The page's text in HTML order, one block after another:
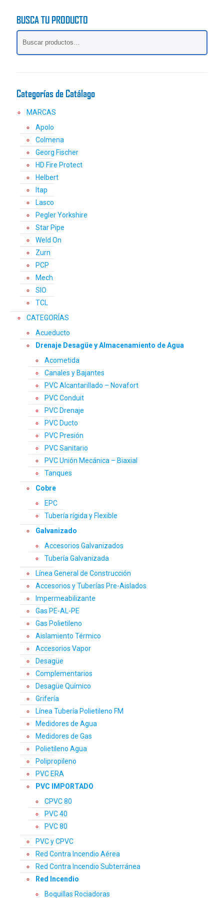
BUSCA TU PRODUCTO
Categorías de Catálago
MARCAS
Apolo
Colmena
Georg Fischer
HD Fire Protect
Helbert
Itap
Lasco
Pegler Yorkshire
Star Pipe
Weld On
Zurn
PCP
Mech
SIO
TCL
CATEGORÍAS
Acueducto
Drenaje Desagüe y Almacenamiento de Agua
Acometida
Canales y Bajantes
PVC Alcantarillado – Novafort
PVC Conduit
PVC Drenaje
PVC Ducto
PVC Presión
PVC Sanitario
PVC Unión Mecánica – Biaxial
Tanques
Cobre
EPC
Tubería rígida y Flexible
Galvanizado
Accesorios Galvanizados
Tubería Galvanizada
Línea General de Construcción
Accesorios y Tuberías Pre-Aislados
Impermeabilizante
Gas PE-AL-PE
Gas Polietileno
Aislamiento Térmico
Accesorios Vapor
Desagüe
Complementarios
Desagüe Químico
Grifería
Línea Tubería Polietileno FM
Medidores de Agua
Medidores de Gas
Polietileno Agua
Polipropileno
PVC ERA
PVC IMPORTADO
CPVC 80
PVC 40
PVC 80
PVC y CPVC
Red Contra Incendio Aérea
Red Contra Incendio Subterránea
Red Incendio
Boquillas Rociadoras